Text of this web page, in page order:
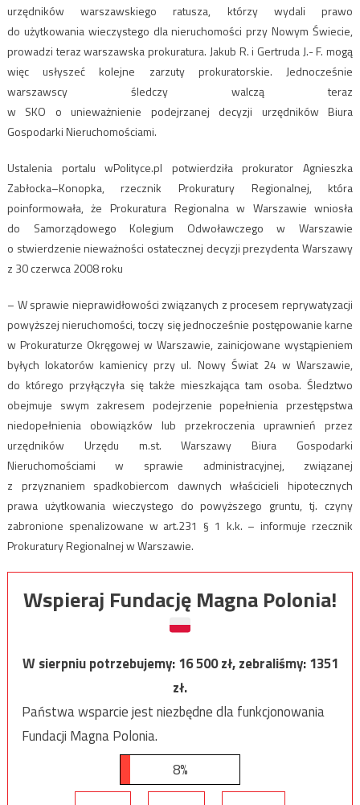
urzędników warszawskiego ratusza, którzy wydali prawo
do użytkowania wieczystego dla nieruchomości przy Nowym Świecie,
prowadzi teraz warszawska prokuratura. Jakub R. i Gertruda J.- F. mogą
więc usłyszeć kolejne zarzuty prokuratorskie. Jednocześnie
warszawscy śledczy walczą teraz
w SKO o unieważnienie podejrzanej decyzji urzędników Biura
Gospodarki Nieruchomościami.
Ustalenia portalu wPolityce.pl potwierdziła prokurator Agnieszka
Zabłocka–Konopka, rzecznik Prokuratury Regionalnej, która
poinformowała, że Prokuratura Regionalna w Warszawie wniosła
do Samorządowego Kolegium Odwoławczego w Warszawie
o stwierdzenie nieważności ostatecznej decyzji prezydenta Warszawy
z 30 czerwca 2008 roku
– W sprawie nieprawidłowości związanych z procesem reprywatyzacji
powyższej nieruchomości, toczy się jednocześnie postępowanie karne
w Prokuraturze Okręgowej w Warszawie, zainicjowane wystąpieniem
byłych lokatorów kamienicy przy ul. Nowy Świat 24 w Warszawie,
do którego przyłączyła się także mieszkająca tam osoba. Śledztwo
obejmuje swym zakresem podejrzenie popełnienia przestępstwa
niedopełnienia obowiązków lub przekroczenia uprawnień przez
urzędników Urzędu m.st. Warszawy Biura Gospodarki
Nieruchomościami w sprawie administracyjnej, związanej
z przyznaniem spadkobiercom dawnych właścicieli hipotecznych
prawa użytkowania wieczystego do powyższego gruntu, tj. czyny
zabronione spenalizowane w art.231 § 1 k.k. – informuje rzecznik
Prokuratury Regionalnej w Warszawie.
Wspieraj Fundację Magna Polonia!
W sierpniu potrzebujemy:16 500zł, zebraliśmy:1351
zł.
Państwa wsparcie jest niezbędne dla funkcjonowania
Fundacji Magna Polonia.
8%